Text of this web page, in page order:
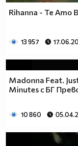
Rihanna - Te Amo
13 957
Madonna Feat.
Minutes с БГ
10 860